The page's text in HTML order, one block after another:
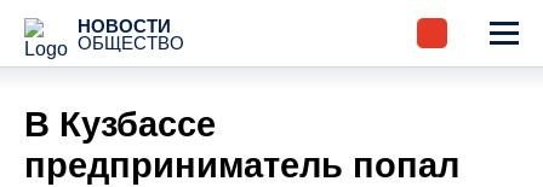
НОВОСТИ
ОБЩЕСТВО
В Кузбассе
предприниматель попал